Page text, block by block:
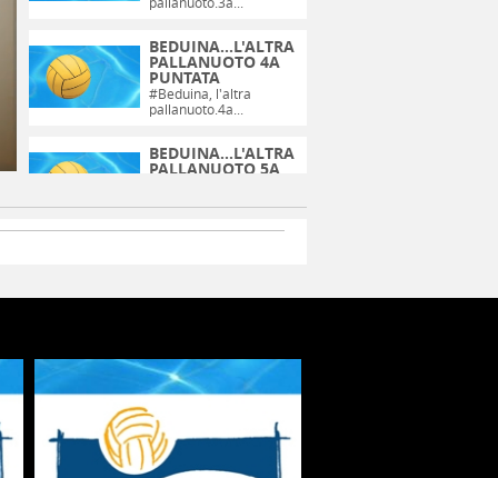
BEDUINA...L'ALTRA
PALLANUOTO 4A
PUNTATA
#Beduina , l'altra
pallanuoto.4a...
BEDUINA...L'ALTRA
PALLANUOTO 5A
BEDUINA...L'ALTRA
PALLANUOTO 7A
PUNTATA
#Beduina
pallanuoto.7a...
BEDUINA...L'ALTRA